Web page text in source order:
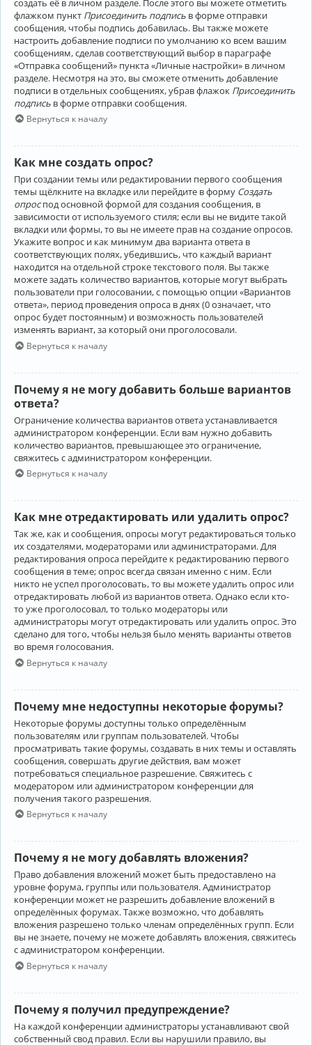
флажком пункт Присоединить подпись в форме отправки
сообщения, чтобы подпись добавилась. Вы также можете
настроить добавление подписи по умолчанию ко всем вашим
сообщениям, сделав соответствующий выбор в параграфе
«Отправка сообщений» пункта «Личные настройки» в личном
разделе. Несмотря на это, вы сможете отменить добавление
подписи в отдельных сообщениях, убрав флажок Присоединить
подпись в форме отправки сообщения.
Вернуться к началу
Как мне создать опрос?
При создании темы или редактировании первого сообщения
темы щёлкните на вкладке или перейдите в форму Создать
опроспод основной формой для создания сообщения, в
зависимости от используемого стиля; если вы не видите такой
вкладки или формы, то вы не имеете прав на создание опросов.
Укажите вопрос и как минимум два варианта ответа в
соответствующих полях, убедившись, что каждый вариант
находится на отдельной строке текстового поля. Вы также
можете задать количество вариантов, которые могут выбрать
пользователи при голосовании, с помощью опции «Вариантов
ответа», период проведения опроса в днях (0 означает, что
опрос будет постоянным) и возможность пользователей
изменять вариант, за который они проголосовали.
Вернуться к началу
Почему я не могу добавить больше вариантов
ответа?
Ограничение количества вариантов ответа устанавливается
администратором конференции. Если вам нужно добавить
количество вариантов, превышающее это ограничение,
свяжитесь с администратором конференции.
Вернуться к началу
Как мне отредактировать или удалить опрос?
Так же, как и сообщения, опросы могут редактироваться только
их создателями, модераторами или администраторами. Для
редактирования опроса перейдите к редактированию первого
сообщения в теме; опрос всегда связан именно с ним. Если
никто не успел проголосовать, то вы можете удалить опрос или
отредактировать любой из вариантов ответа. Однако если кто-
то уже проголосовал, то только модераторы или
администраторы могут отредактировать или удалить опрос. Это
сделано для того, чтобы нельзя было менять варианты ответов
во время голосования.
Вернуться к началу
Почему мне недоступны некоторые форумы?
Некоторые форумы доступны только определённым
пользователям или группам пользователей. Чтобы
просматривать такие форумы, создавать в них темы и оставлять
сообщения, совершать другие действия, вам может
потребоваться специальное разрешение. Свяжитесь с
модератором или администратором конференции для
получения такого разрешения.
Вернуться к началу
Почему я не могу добавлять вложения?
Право добавления вложений может быть предоставлено на
уровне форума, группы или пользователя. Администратор
конференции может не разрешить добавление вложений в
определённых форумах. Также возможно, что добавлять
вложения разрешено только членам определённых групп. Если
вы не знаете, почему не можете добавлять вложения, свяжитесь
с администратором конференции.
Вернуться к началу
Почему я получил предупреждение?
На каждой конференции администраторы устанавливают свой
собственный свод правил. Если вы нарушили правило, вы